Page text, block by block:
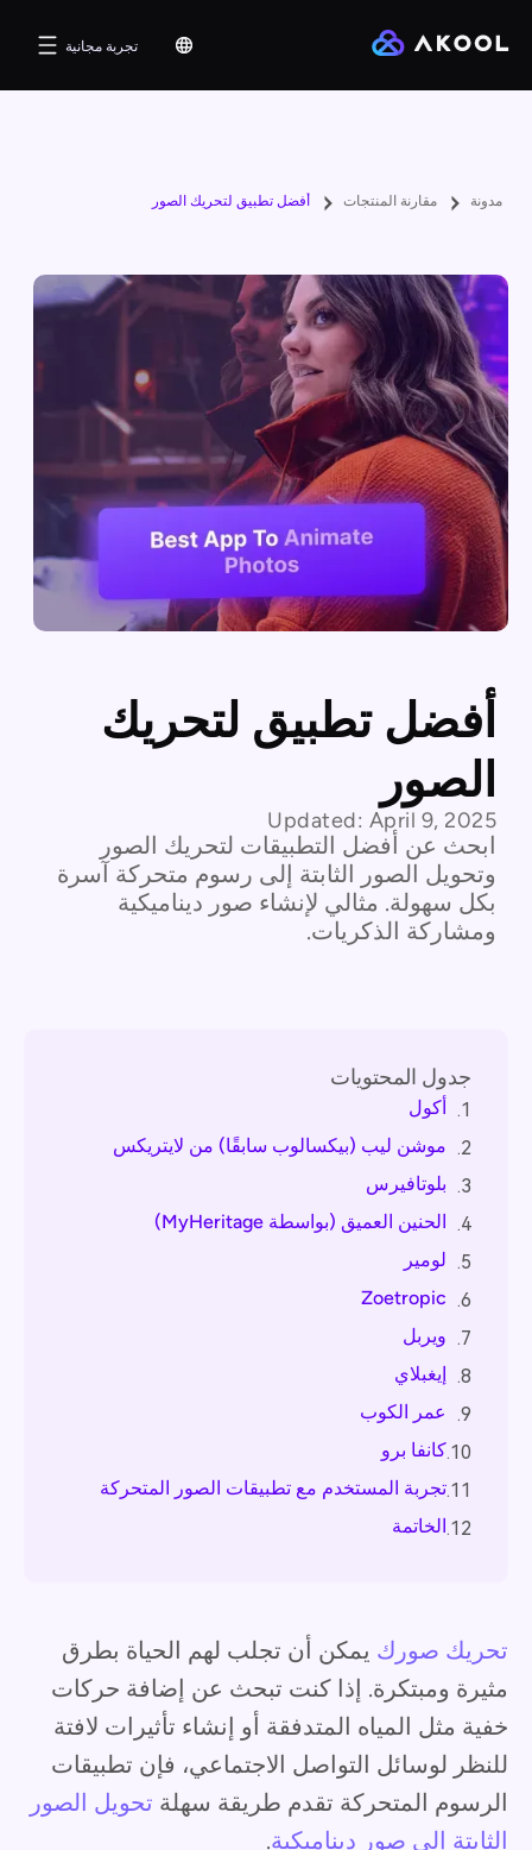
تجربة مجانية
مدونة مقارنة المنتجات أفضل تطبيق لتحريك الصور
أفضل تطبيق لتحريك
الصور
Updated: April 9, 2025
ابحث عن أفضل التطبيقات لتحريك الصور
وتحويل الصور الثابتة إلى رسوم متحركة آسرة
بكل سهولة. مثالي لإنشاء صور ديناميكية
ومشاركة الذكريات.
جدول المحتويات
1.
أكول
2.
موشن ليب (بيكسالوب سابقًا) من لايتريكس
3.
بلوتافيرس
4.
الحنين العميق (بواسطة MyHeritage)
5.
لومير
6.
Zoetropic
7.
ويربل
8.
إيغبلاي
9.
عمر الكوب
10. كانفا برو
11. تجربة المستخدم مع تطبيقات الصور المتحركة
12. الخاتمة
تحريك صورك يمكن أن تجلب لهم الحياة بطرق
مثيرة ومبتكرة. إذا كنت تبحث عن إضافة حركات
خفية مثل المياه المتدفقة أو إنشاء تأثيرات لافتة
للنظر لوسائل التواصل الاجتماعي، فإن تطبيقات
الرسوم المتحركة تقدم طريقة سهلة تحويل الصور
الثابتة إلى صور ديناميكية.